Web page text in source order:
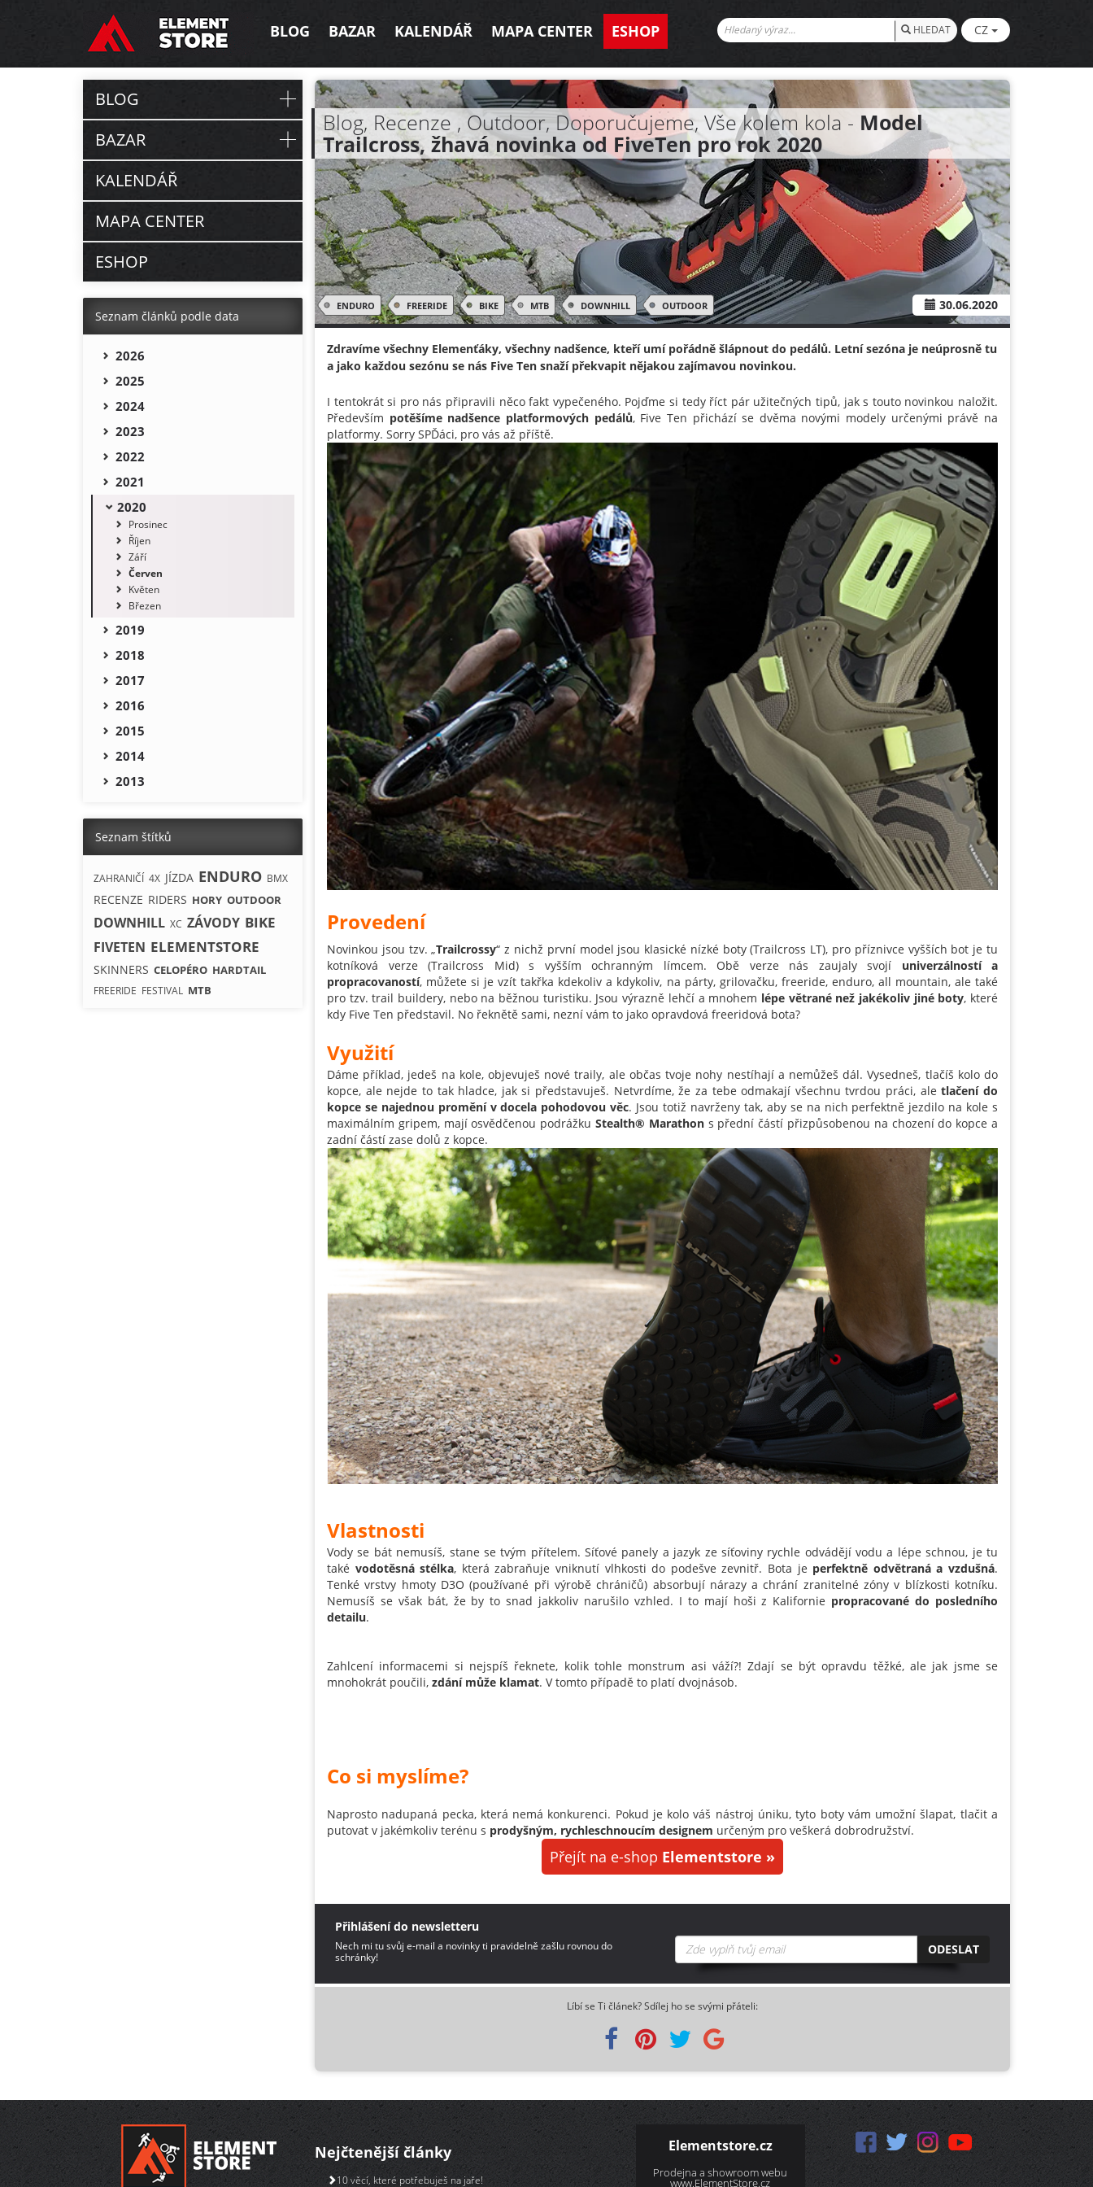
BLOG BAZAR KALENDÁŘ MAPA CENTER ESHOP HLEDAT CZ
Blog, Recenze , Outdoor, Doporučujeme, Vše kolem kola - Model
Trailcross, žhavá novinka od FiveTen pro rok 2020
ENDURO FREERIDE BIKE MTB DOWNHILL OUTDOOR 30.06.2020
Zdravíme všechny Elemenťáky, všechny nadšence, kteří umí pořádně šlápnout do pedálů. Letní sezóna je neúprosně tu
a jako každou sezónu se nás Five Ten snaží překvapit nějakou zajímavou novinkou.
I tentokrát si pro nás připravili něco fakt vypečeného. Pojďme si tedy říct pár užitečných tipů, jak s touto novinkou naložit.
Především potěšíme nadšence platformových pedálů, Five Ten přichází se dvěma novými modely určenými právě na
platformy. Sorry SPĎáci, pro vás až příště.
Provedení
Novinkou jsou tzv. „Trailcrossy“ z nichž první model jsou klasické nízké boty (Trailcross LT), pro příznivce vyšších bot je tu
kotníková verze (Trailcross Mid) s vyšším ochranným límcem. Obě verze nás zaujaly svojí univerzálností a
propracovaností, můžete si je vzít takřka kdekoliv a kdykoliv, na párty, grilovačku, freeride, enduro, all mountain, ale také
pro tzv. trail buildery, nebo na běžnou turistiku. Jsou výrazně lehčí a mnohem lépe větrané než jakékoliv jiné boty, které
kdy Five Ten představil. No řeknětě sami, nezní vám to jako opravdová freeridová bota?
Využití
Dáme příklad, jedeš na kole, objevuješ nové traily, ale občas tvoje nohy nestíhají a nemůžeš dál. Vysedneš, tlačíš kolo do
kopce, ale nejde to tak hladce, jak si představuješ. Netvrdíme, že za tebe odmakají všechnu tvrdou práci, aletlačení do
kopce se najednou promění v docela pohodovou věc. Jsou totiž navrženy tak, aby se na nich perfektně jezdilo na kole s
maximálním gripem, mají osvědčenou podrážku Stealth® Marathons přední částí přizpůsobenou na chození do kopce a
zadní částí zase dolů z kopce.
Vlastnosti
Vody se bát nemusíš, stane se tvým přítelem.Síťové panely a jazyk ze síťoviny rychle odvádějí vodu a lépe schnou, je tu
také vodotěsná stélka, která zabraňuje vniknutí vlhkosti do podešve zevnitř. Bota je perfektně odvětraná a vzdušná.
Tenké vrstvy hmoty D3O (používané při výrobě chráničů) absorbují nárazy a chrání zranitelné zóny v blízkosti kotníku.
Nemusíš se však bát, že by to snad jakkoliv narušilo vzhled. I to mají hoši z Kalifornie propracované do posledního
detailu.
Zahlcení informacemi si nejspíš řeknete, kolik tohle monstrum asi váží?! Zdají se být opravdu těžké, ale jak jsme se
mnohokrát poučili, zdání může klamat. V tomto případě to platí dvojnásob.
Co si myslíme?
Naprosto nadupaná pecka, která nemá konkurenci. Pokud je kolo váš nástroj úniku, tyto boty vám umožní šlapat, tlačit a
putovat v jakémkoliv terénu s prodyšným, rychleschnoucím designem určeným pro veškerá dobrodružství.
Přejít na e-shop Elementstore »
Přihlášení do newsletteru
Nech mi tu svůj e-mail a novinky ti pravidelně zašlu rovnou do
schránky!
ODESLAT
Líbí se Ti článek? Sdílej ho se svými přáteli:
BLOG
BAZAR
KALENDÁŘ
MAPA CENTER
ESHOP
Seznam článků podle data
2026
2025
2024
2023
2022
2021
2020
Prosinec
Říjen
Září
Červen
Květen
Březen
2019
2018
2017
2016
2015
2014
2013
Seznam štítků
ZAHRANIČÍ 4X JÍZDA ENDURO BMX
RECENZE RIDERS HORY OUTDOOR
DOWNHILL XC ZÁVODY BIKE
FIVETEN ELEMENTSTORE
SKINNERS CELOPÉRO HARDTAIL
FREERIDE FESTIVAL MTB
Nejčtenější články
10 věcí, které potřebuješ na jaře!
Elementstore.cz
Prodejna a showroom webu
www.ElementStore.cz